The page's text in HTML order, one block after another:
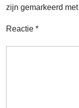
zijn gemarkeerd met
Reactie *